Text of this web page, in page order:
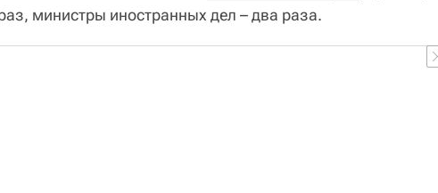
министры иностранных дел – два раза.